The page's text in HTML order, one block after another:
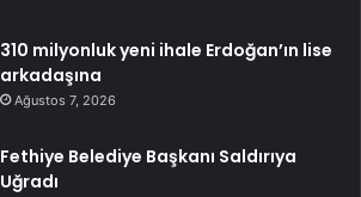
310 milyonluk yeni ihale Erdoğan’ın lise
arkadaşına
Ağustos 7, 2026
Fethiye Belediye Başkanı Saldırıya
Uğradı